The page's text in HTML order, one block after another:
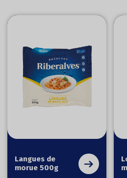
Langues de
morue 500g